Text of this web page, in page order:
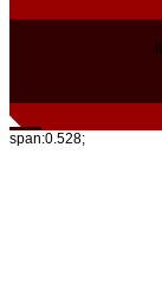
span:0.528;